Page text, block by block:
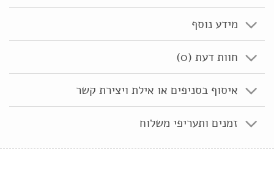
מידע נוסף
חוות דעת (0)
איסוף בסניפים או אילת ויצירת קשר
זמנים ותעריפי משלוח